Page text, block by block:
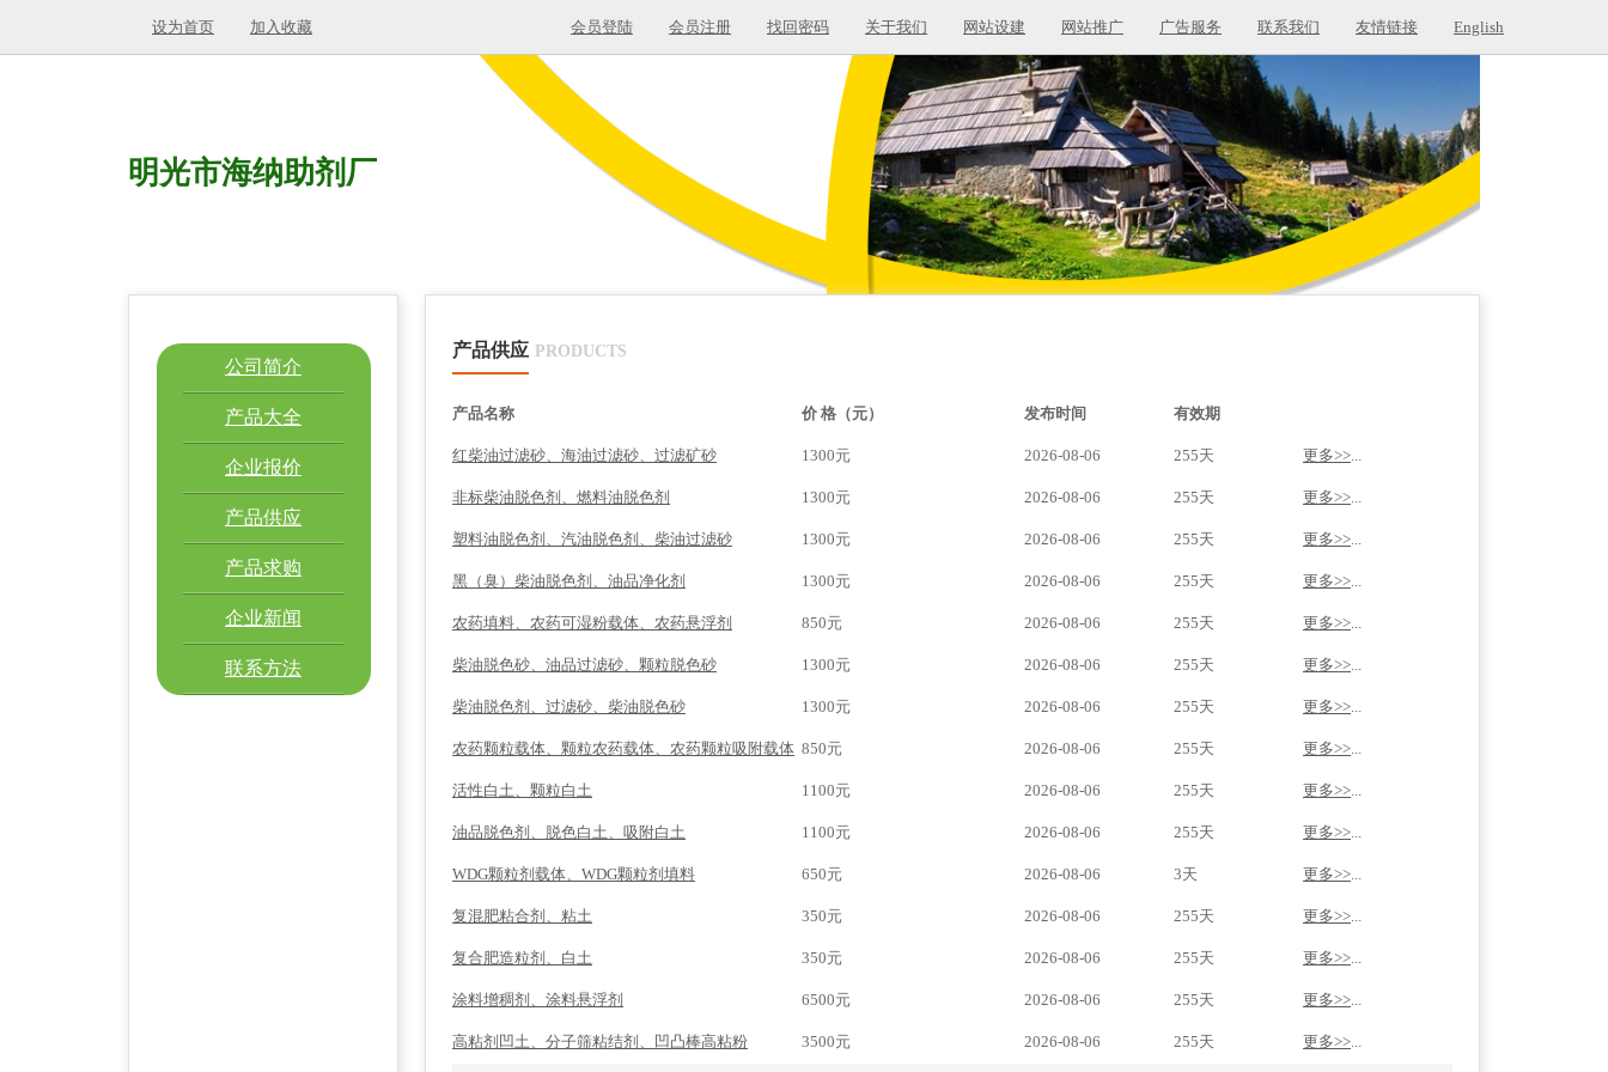
设为首页 加入收藏 会员登陆 会员注册 找回密码 关于我们 网站设建 网站推广 广告服务 联系我们 友情链接 English
明光市海纳助剂厂
公司简介
产品大全
企业报价
产品供应
产品求购
企业新闻
联系方法
产品供应 PRODUCTS
产品名称 价 格（元） 发布时间 有效期
红柴油过滤砂、海油过滤砂、过滤矿砂 1300元 2026-08-06 255天 更多>>...
非标柴油脱色剂、燃料油脱色剂 1300元 2026-08-06 255天 更多>>...
塑料油脱色剂、汽油脱色剂、柴油过滤砂 1300元 2026-08-06 255天 更多>>...
黑（臭）柴油脱色剂、油品净化剂 1300元 2026-08-06 255天 更多>>...
农药填料、农药可湿粉载体、农药悬浮剂 850元 2026-08-06 255天 更多>>...
柴油脱色砂、油品过滤砂、颗粒脱色砂 1300元 2026-08-06 255天 更多>>...
柴油脱色剂、过滤砂、柴油脱色砂 1300元 2026-08-06 255天 更多>>...
农药颗粒载体、颗粒农药载体、农药颗粒吸附载体 850元 2026-08-06 255天 更多>>...
活性白土、颗粒白土 1100元 2026-08-06 255天 更多>>...
油品脱色剂、脱色白土、吸附白土 1100元 2026-08-06 255天 更多>>...
WDG颗粒剂载体、WDG颗粒剂填料 650元 2026-08-06 3天 更多>>...
复混肥粘合剂、粘土 350元 2026-08-06 255天 更多>>...
复合肥造粒剂、白土 350元 2026-08-06 255天 更多>>...
涂料增稠剂、涂料悬浮剂 6500元 2026-08-06 255天 更多>>...
高粘剂凹土、分子筛粘结剂、凹凸棒高粘粉 3500元 2026-08-06 255天 更多>>...